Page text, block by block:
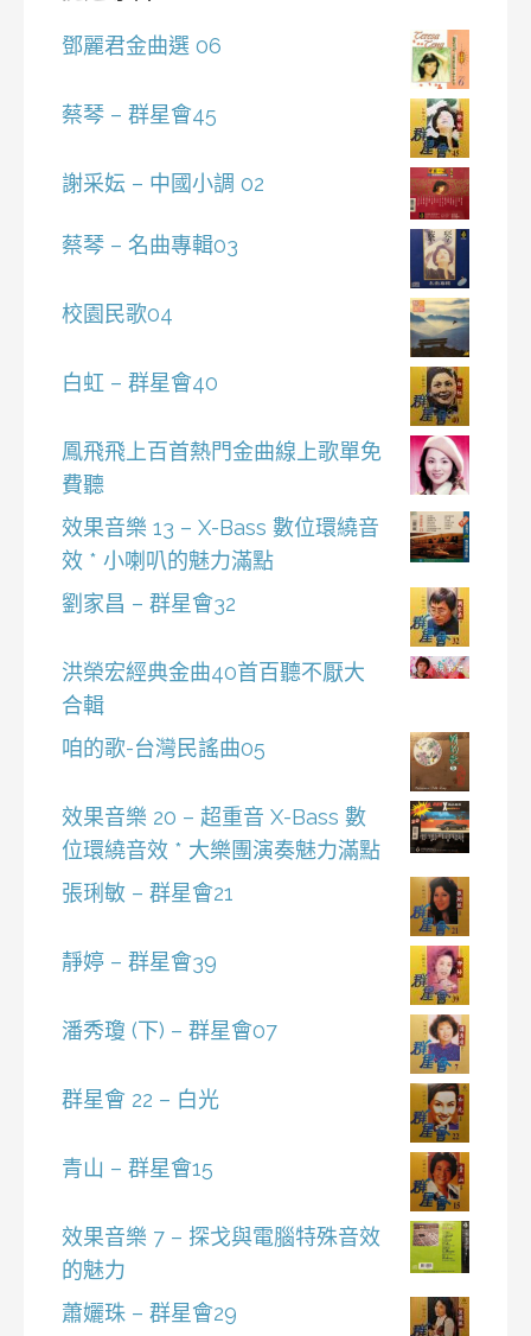
鄧麗君金曲選 06
蔡琴 – 群星會45
謝采妘 – 中國小調 02
蔡琴 – 名曲專輯03
校園民歌04
白虹 – 群星會40
鳳飛飛上百首熱門金曲線上歌單免
費聽
效果音樂 13 – X-Bass 數位環繞音
效 * 小喇叭的魅力滿點
劉家昌 – 群星會32
洪榮宏經典金曲40首百聽不厭大
合輯
咱的歌-台灣民謠曲05
效果音樂 20 – 超重音 X-Bass 數
位環繞音效 * 大樂團演奏魅力滿點
張琍敏 – 群星會21
靜婷 – 群星會39
潘秀瓊 (下) – 群星會07
群星會 22 – 白光
青山 – 群星會15
效果音樂 7 – 探戈與電腦特殊音效
的魅力
蕭孋珠 – 群星會29